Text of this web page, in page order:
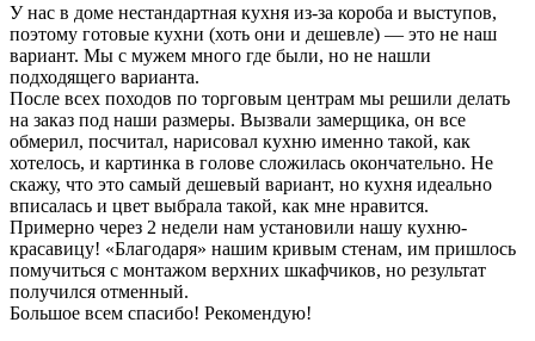
У нас в доме нестандартная кухня из-за короба и выступов,
поэтому готовые кухни (хоть они и дешевле) — это не наш
вариант. Мы с мужем много где были, но не нашли
подходящего варианта.
После всех походов по торговым центрам мы решили делать
на заказ под наши размеры. Вызвали замерщика, он все
обмерил, посчитал, нарисовал кухню именно такой, как
хотелось, и картинка в голове сложилась окончательно. Не
скажу, что это самый дешевый вариант, но кухня идеально
вписалась и цвет выбрала такой, как мне нравится.
Примерно через 2 недели нам установили нашу кухню-
красавицу! «Благодаря» нашим кривым стенам, им пришлось
помучиться с монтажом верхних шкафчиков, но результат
получился отменный.
Большое всем спасибо! Рекомендую!